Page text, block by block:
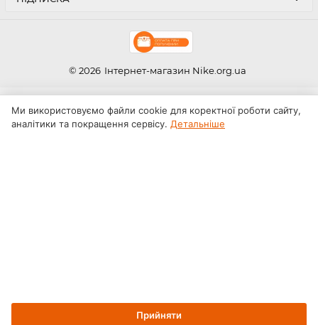
© 2026 Інтернет-магазин Nike.org.ua
Ми використовуємо файли cookie для коректної роботи сайту,
аналітики та покращення сервісу. Детальніше
Прийняти